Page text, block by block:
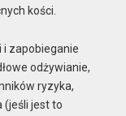
kości.
i zapobieganie
odżywianie,
ryzyka,
(jeśli jest to